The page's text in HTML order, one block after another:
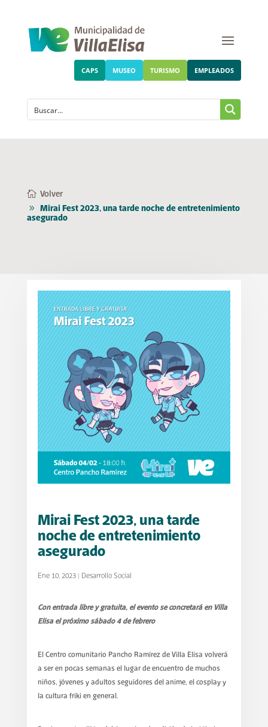
CAPS MUSEO TURISMO EMPLEADOS
Volver
Mirai Fest 2023, una tarde noche de entretenimiento
asegurado
Mirai Fest 2023, una tarde
noche de entretenimiento
asegurado
Ene 10, 2023| Desarrollo Social
Con entrada libre y gratuita, el evento se concretará en Villa
Elisa el próximo sábado 4 de febrero
El Centro comunitario Pancho Ramírez de Villa Elisa volverá
a ser en pocas semanas el lugar de encuentro de muchos
niños, jóvenes y adultos seguidores del anime, el cosplay y
la cultura friki en general.